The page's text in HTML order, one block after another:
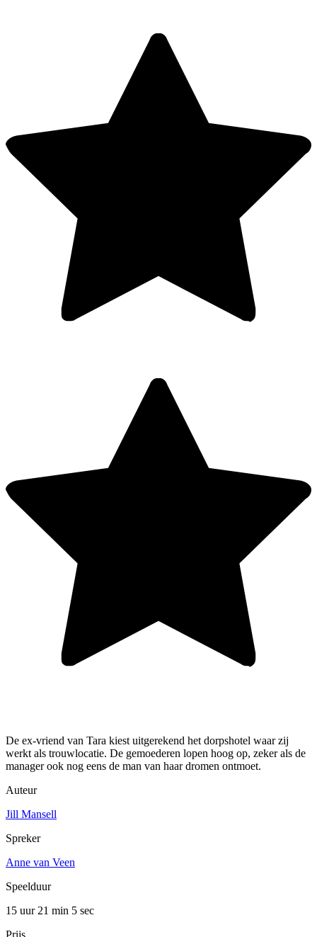
De ex-vriend van Tara kiest uitgerekend het dorpshotel waar zij
werkt als trouwlocatie. De gemoederen lopen hoog op, zeker als de
manager ook nog eens de man van haar dromen ontmoet.
Auteur
Jill Mansell
Spreker
Anne van Veen
Speelduur
15 uur 21 min 5 sec
Prijs